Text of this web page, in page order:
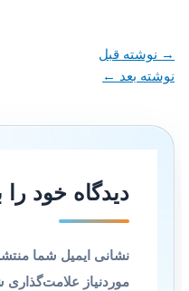
→نوشته قبل
نوشته بعد←
دیدگاه‌ خود را
نشانی ایمیل شما
موردنیاز علامت‌گذاری